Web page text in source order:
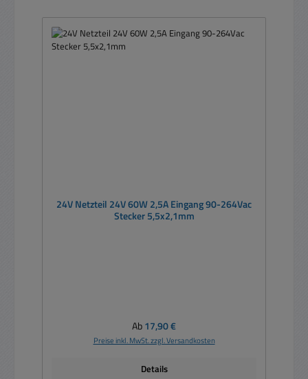
24V Netzteil 24V 60W 2,5A Eingang 90-264Vac
Stecker 5,5x2,1mm
Regulärer Preis:
Ab17,90 €
Preise inkl. MwSt. zzgl. Versandkosten
Details